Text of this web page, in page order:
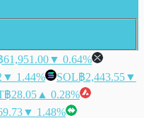
61,951.00▼ 0.64%
▼ 1.44% SOL฿2,443.55▼
฿28.05 ▲ 0.28%
▼ 1.48%